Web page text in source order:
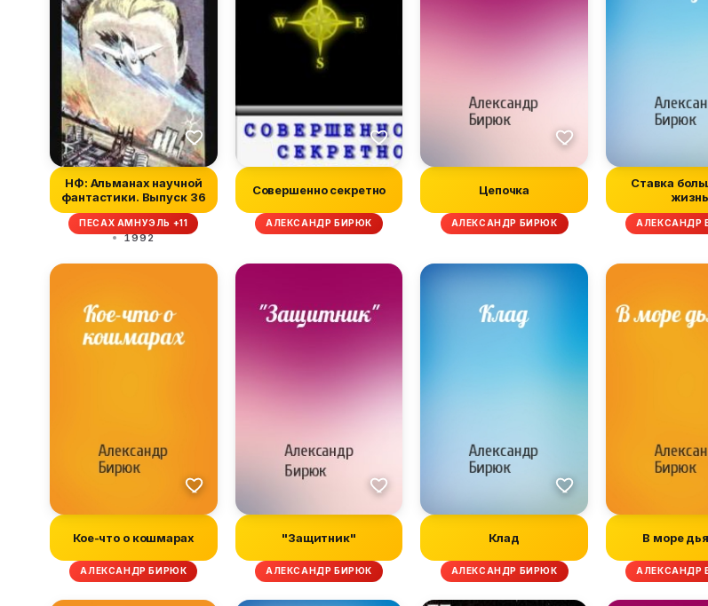
НФ: Альманах научной
фантастики. Выпуск 36
ПЕСАХ АМНУЭЛЬ +11
1992
Совершенно секретно
АЛЕКСАНДР БИРЮК
Цепочка
АЛЕКСАНДР БИРЮК
Ставка
жизнь
АЛЕКСАНДР
Кое-что о кошмарах
АЛЕКСАНДР БИРЮК
"Защитник"
АЛЕКСАНДР БИРЮК
Клад
АЛЕКСАНДР БИРЮК
В море
АЛЕКСАНДР